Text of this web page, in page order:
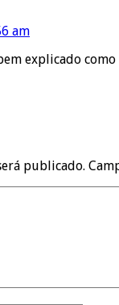
am
explicado como
publicado.